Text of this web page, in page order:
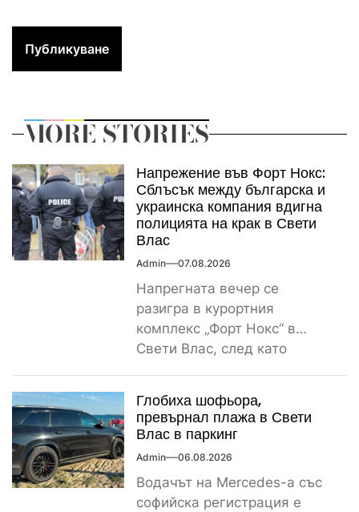
MORE STORIES
Напрежение във Форт Нокс:
Сблъсък между българска и
украинска компания вдигна
полицията на крак в Свети
Влас
Admin 07.08.2026
Напрегната вечер се
разигра в курортния
комплекс „Форт Нокс“ в
Свети Влас, след като
Глобиха шофьора,
превърнал плажа в Свети
Влас в паркинг
Admin 06.08.2026
Водачът на Mercedes-а със
софийска регистрация е